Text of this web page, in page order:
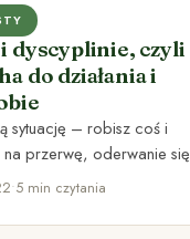
dyscyplinie, czyli
do działania i
sytuację – robisz coś i
przerwę, oderwanie się
•5 min czytania